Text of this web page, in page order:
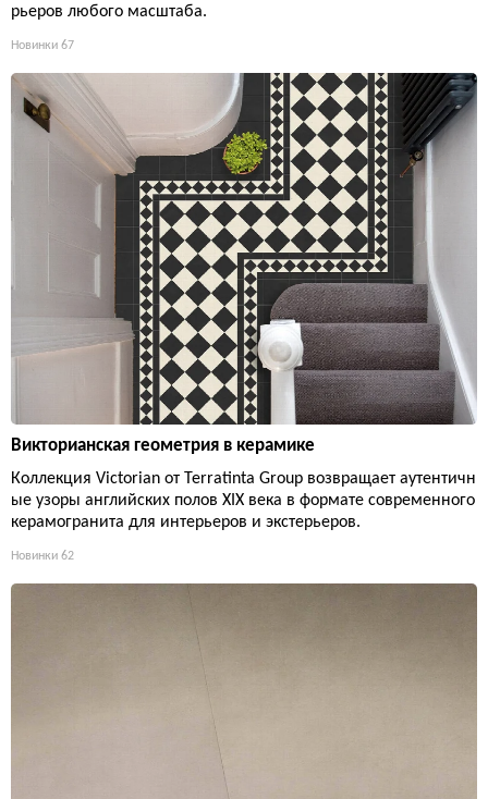
рьеров любого масштаба.
Новинки 67
Викторианская геометрия в керамике
Коллекция Victorian от Terratinta Group возвращает аутентичн
ые узоры английских полов XIX века в формате современного
керамогранита для интерьеров и экстерьеров.
Новинки 62